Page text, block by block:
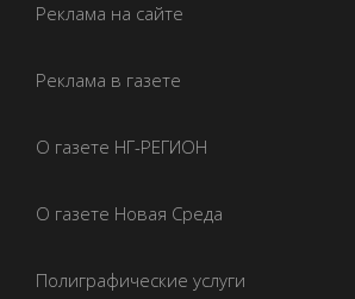
Реклама на сайте
Реклама в газете
О газете НГ-РЕГИОН
О газете Новая Среда
Полиграфические услуги